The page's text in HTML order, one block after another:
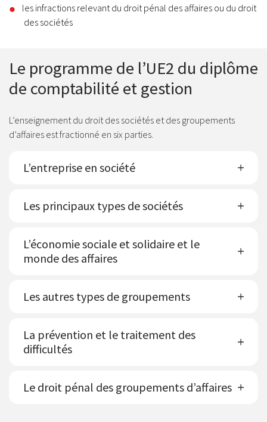
les infractions relevant du droit pénal des affaires ou du droit
des sociétés
Le programme de l’UE2 du diplôme
de comptabilité et gestion
L’enseignement du droit des sociétés et des groupements
d’affaires est fractionné en six parties.
L’entreprise en société
Les principaux types de sociétés
L’économie sociale et solidaire et le
monde des affaires
Les autres types de groupements
La prévention et le traitement des
difficultés
Le droit pénal des groupements d’affaires